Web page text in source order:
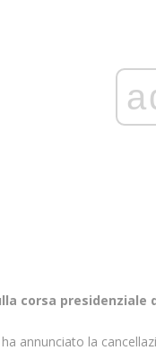
corsa presidenziale
annunciato la